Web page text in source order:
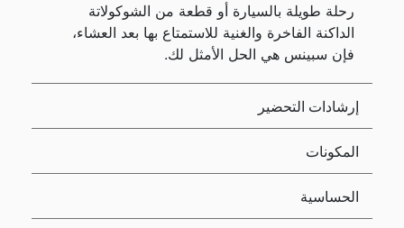
رحلة طويلة بالسيارة أو قطعة من الشوكولاتة
الداكنة الفاخرة والغنية للاستمتاع بها بعد العشاء،
فإن سبينس هي الحل الأمثل لك.
إرشادات التحضير
المكونات
الحساسية